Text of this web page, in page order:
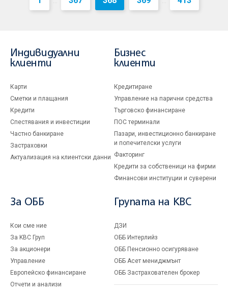
Индивидуални
клиенти
Карти
Сметки и плащания
Кредити
Спестявания и инвестиции
Частно банкиране
Застраховки
Актуализация на клиентски данни
Бизнес
клиенти
Кредитиране
Управление на парични средства
Търговско финансиране
ПОС терминали
Пазари, инвестиционно банкиране
и попечителски услуги
Факторинг
Кредити за собственици на фирми
Финансови институции и суверени
За ОББ
Кои сме ние
За KBC Груп
За акционери
Управление
Европейско финансиране
Отчети и анализи
Групата на KBC
ДЗИ
ОББ Интерлийз
ОББ Пенсионно осигуряване
ОББ Асет мениджмънт
ОББ Застрахователен брокер